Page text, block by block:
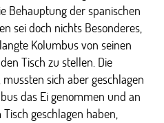
Behauptung der spanischen
sei doch nichts Besonderes,
Kolumbus von seinen
Tisch zu stellen. Die
sich aber geschlagen
das Ei genommen und an
geschlagen haben,